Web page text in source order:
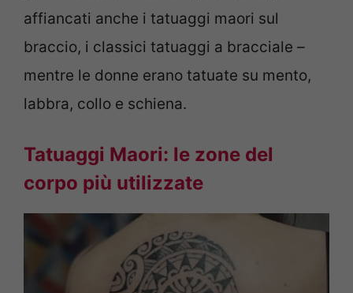
affiancati anche i tatuaggi maori sul
braccio, i classici tatuaggi a bracciale –
mentre le donne erano tatuate su mento,
labbra, collo e schiena.
Tatuaggi Maori: le zone del
corpo più utilizzate